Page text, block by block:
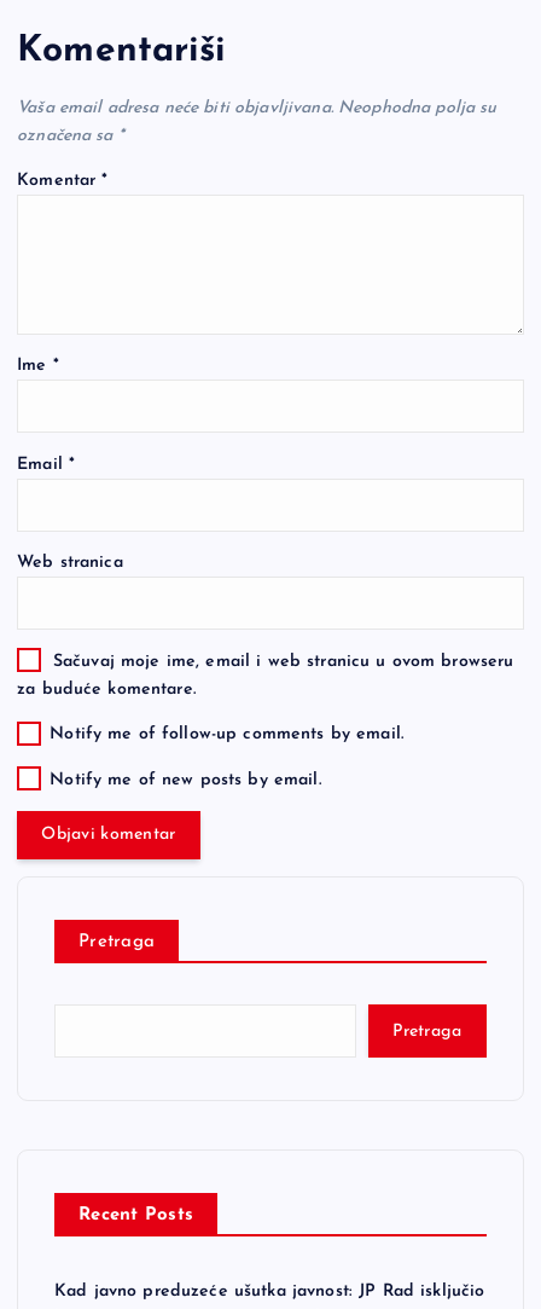
Komentariši
Vaša email adresa neće biti objavljivana. Neophodna polja su
označena sa *
Komentar*
Ime *
Email *
Web stranica
Sačuvaj moje ime, email i web stranicu u ovom browseru
za buduće komentare.
Notify me of follow-up comments by email.
Notify me of new posts by email.
Pretraga
Pretraga
Recent Posts
Kad javno preduzeće ušutka javnost: JP Rad isključio